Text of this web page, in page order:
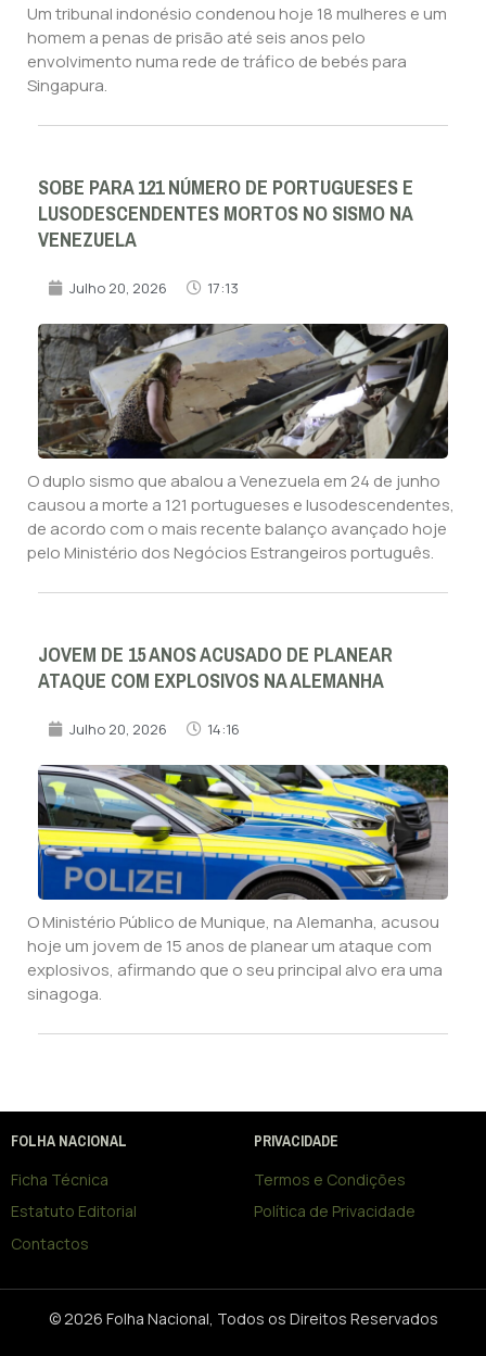
Um tribunal indonésio condenou hoje 18 mulheres e um
homem a penas de prisão até seis anos pelo
envolvimento numa rede de tráfico de bebés para
Singapura.
SOBE PARA 121 NÚMERO DE PORTUGUESES E
LUSODESCENDENTES MORTOS NO SISMO NA
VENEZUELA
Julho 20, 2026 17:13
O duplo sismo que abalou a Venezuela em 24 de junho
causou a morte a 121 portugueses e lusodescendentes,
de acordo com o mais recente balanço avançado hoje
pelo Ministério dos Negócios Estrangeiros português.
JOVEM DE 15 ANOS ACUSADO DE PLANEAR
ATAQUE COM EXPLOSIVOS NA ALEMANHA
Julho 20, 2026 14:16
O Ministério Público de Munique, na Alemanha, acusou
hoje um jovem de 15 anos de planear um ataque com
explosivos, afirmando que o seu principal alvo era uma
sinagoga.
FOLHA NACIONAL
Ficha Técnica
Estatuto Editorial
Contactos
PRIVACIDADE
Termos e Condições
Política de Privacidade
© 2026 Folha Nacional, Todos os Direitos Reservados